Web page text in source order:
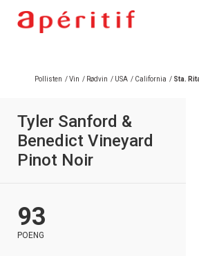
Pollisten /Vin / Rødvin / USA / California / Sta.
Tyler Sanford &
Benedict Vineyard
Pinot Noir
93
POENG